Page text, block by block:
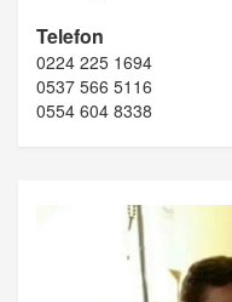
Telefon
0224 225 1694
0537 566 5116
0554 604 8338